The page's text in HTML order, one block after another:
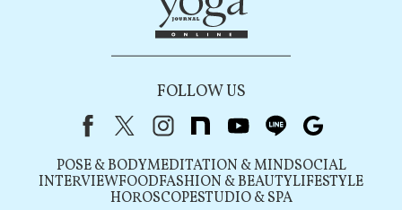
FOLLOW US
FacebookX（旧Twitter）
instagram
note youtubeline
POSE & BODYMEDITATION & MINDSOCIAL
INTERVIEWFOODFASHION & BEAUTYLIFESTYLE
HOROSCOPESTUDIO & SPA